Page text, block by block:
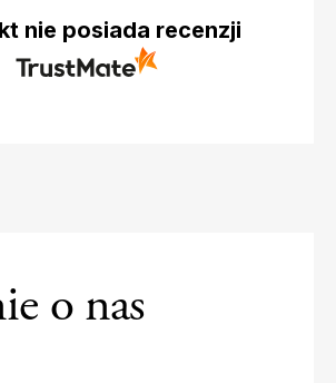
nie posiada recenzji
o nas